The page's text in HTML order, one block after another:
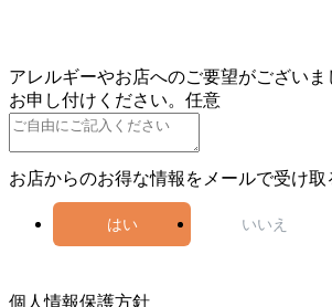
アレルギーやお店へのご要望がございま
お申し付けください。 任意
お店からのお得な情報をメールで受け取
はい いいえ
個人情報保護方針